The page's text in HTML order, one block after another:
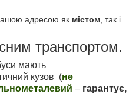
адресою як містом , так і
транспортом.
мають
кузов (не
– гарантує,